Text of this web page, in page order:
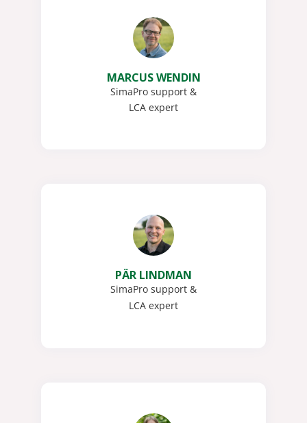
MARCUS WENDIN
SimaPro support &
LCA expert
PÄR LINDMAN
SimaPro support &
LCA expert